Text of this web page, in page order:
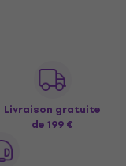
Livraison gratuite
de 199 €